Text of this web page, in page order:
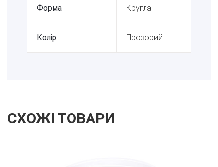
Форма Кругла
Колір Прозорий
СХОЖІ ТОВАРИ